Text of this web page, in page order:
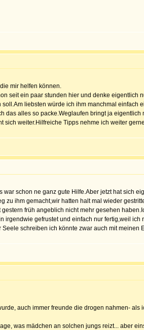
mir helfen können.
seit ein paar stunden hier und denke
liebsten würde ich ihm manchmal
das alles so packe.Weglaufen bringt ja
sich weiter.Hilfreiche Tipps nehme ich weiter
war schon ne ganz gute Hilfe.Aber jetzt hat sich
zu ihm gemacht,wir hatten halt mal wieder
früh angeblich nicht mehr gesehen
irgendwie gefrustet und einfach nur fertig,weil
Seele schreiben ich könnte zwar auch mit
auch immer freunde die drogen nahmen- als
was mädchen an solchen jungs reizt... aber